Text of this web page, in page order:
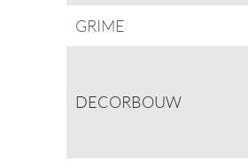
GRIME
DECORBOUW